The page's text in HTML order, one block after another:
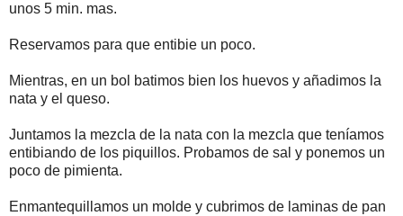
unos 5 min. mas.
Reservamos para que entibie un poco.
Mientras, en un bol batimos bien los huevos y añadimos la
nata y el queso.
Juntamos la mezcla de la nata con la mezcla que teníamos
entibiando de los piquillos. Probamos de sal y ponemos un
poco de pimienta.
Enmantequillamos un molde y cubrimos de laminas de pan